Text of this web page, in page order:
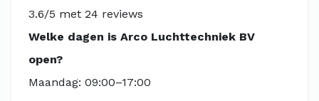
3.6/5 met 24 reviews
Welke dagen is Arco Luchttechniek BV
open?
Maandag: 09:00–17:00